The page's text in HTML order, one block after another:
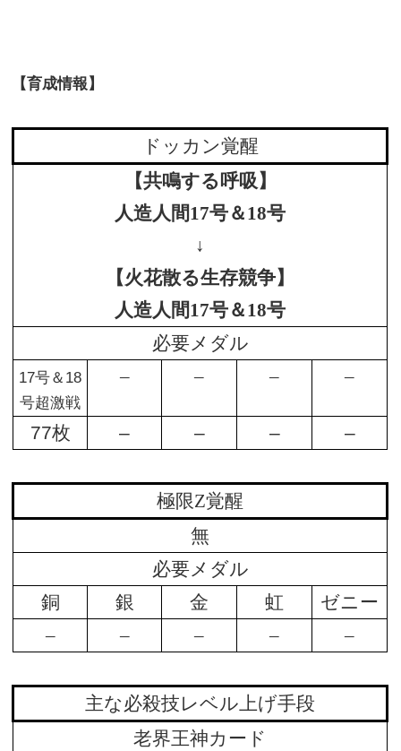
【育成情報】
ドッカン覚醒
【共鳴する呼吸】
人造人間17号＆18号
↓
【火花散る生存競争】
人造人間17号＆18号
必要メダル
17号＆18
号超激戦
– – – –
77枚 – – – –
極限Z覚醒
無
必要メダル
銅
銀 金 虹
ゼニー
–
– – – –
主な必殺技レベル上げ手段
老界王神カード